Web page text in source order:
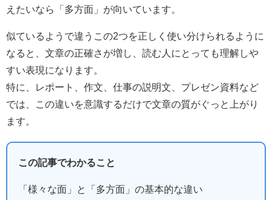
えたいなら「多方面」が向いています。
似ているようで違うこの2つを正しく使い分けられるように
なると、文章の正確さが増し、読む人にとっても理解しや
すい表現になります。
特に、レポート、作文、仕事の説明文、プレゼン資料など
では、この違いを意識するだけで文章の質がぐっと上がり
ます。
この記事でわかること
「様々な面」と「多方面」の基本的な違い